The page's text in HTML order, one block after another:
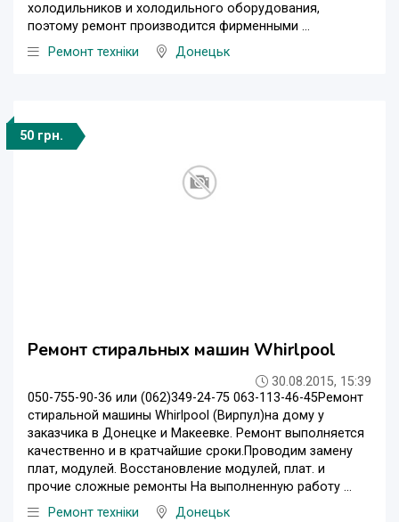
холодильников и холодильного оборудования,
поэтому ремонт производится фирменными ...
Ремонт техніки
Донецьк
50 грн.
Ремонт стиральных машин Whirlpool
30.08.2015, 15:39
050-755-90-36 или (062)349-24-75 063-113-46-45Ремонт
стиральной машины Whirlpool (Вирпул)на дому у
заказчика в Донецке и Макеевке. Ремонт выполняется
качественно и в кратчайшие сроки.Проводим замену
плат, модулей. Восстановление модулей, плат. и
прочие сложные ремонты На выполненную работу ...
Ремонт техніки
Донецьк